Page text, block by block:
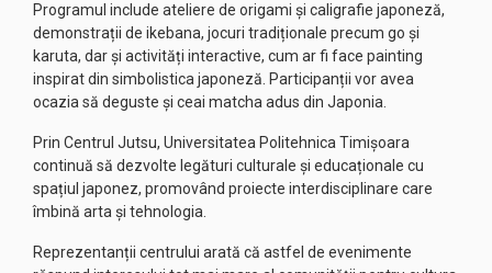
Programul include ateliere de origami și caligrafie japoneză,
demonstrații de ikebana, jocuri tradiționale precum go și
karuta, dar și activități interactive, cum ar fi face painting
inspirat din simbolistica japoneză. Participanții vor avea
ocazia să deguste și ceai matcha adus din Japonia.
Prin Centrul Jutsu, Universitatea Politehnica Timișoara
continuă să dezvolte legături culturale și educaționale cu
spațiul japonez, promovând proiecte interdisciplinare care
îmbină arta și tehnologia.
Reprezentanții centrului arată că astfel de evenimente